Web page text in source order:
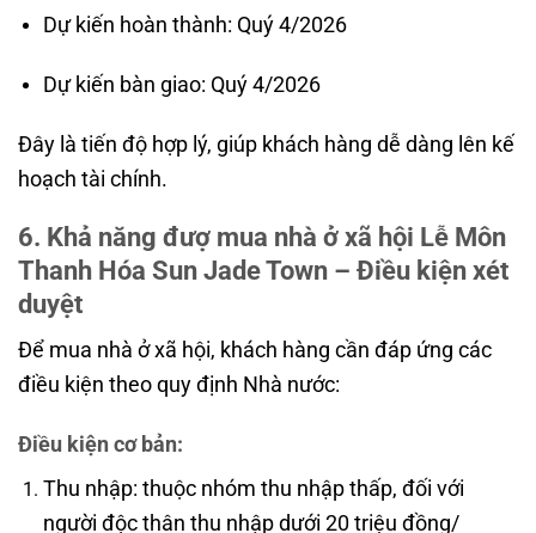
Dự kiến hoàn thành: Quý 4/2026
Dự kiến bàn giao: Quý 4/2026
Đây là tiến độ hợp lý, giúp khách hàng dễ dàng lên kế
hoạch tài chính.
6. Khả năng đượ mua nhà ở xã hội Lễ Môn
Thanh Hóa Sun Jade Town – Điều kiện xét
duyệt
Để mua nhà ở xã hội, khách hàng cần đáp ứng các
điều kiện theo quy định Nhà nước:
Điều kiện cơ bản:
Thu nhập: thuộc nhóm thu nhập thấp, đối với
người độc thân thu nhập dưới 20 triệu đồng/